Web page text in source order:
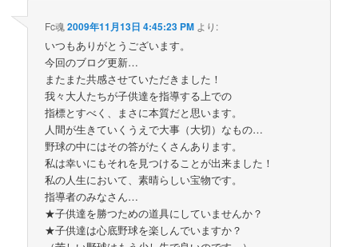
Fc魂 2009年11月13日 4:45:23 PM より:
いつもありがとうございます。
今回のブログ更新…
またまた共感させていただきました！
我々大人たちが子供達を指導する上での
指標とすべく、まさに本質だと思います。
人間が生きていくうえで大事（大切）なもの…
野球の中にはその答がたくさんあります。
私は幸いにもそれを見つけることが出来ました！
私の人生において、素晴らしい宝物です。
指導者のみなさん…
★子供達を勝つための道具にしていませんか？
★子供達は心底野球を楽しんでいますか？